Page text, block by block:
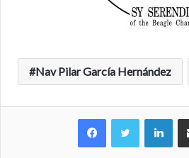
Nav Pilar García Hernández